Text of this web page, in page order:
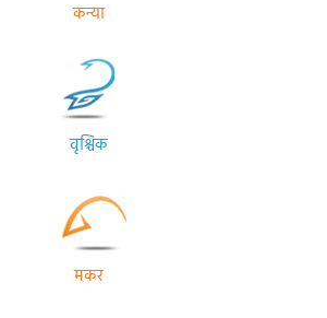
कन्या
वृश्चिक
मकर